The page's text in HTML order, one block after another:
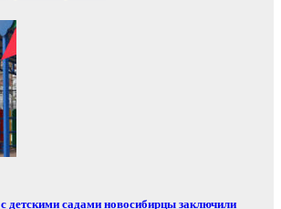
детскими садами новосибирцы заключили